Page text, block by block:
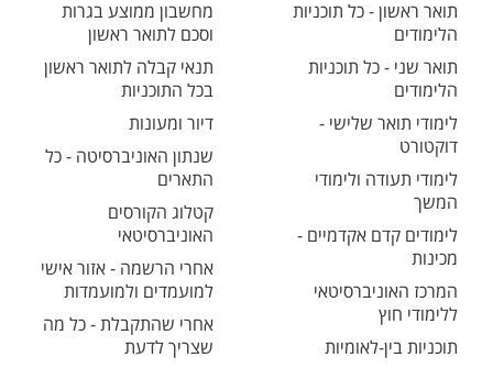
תואר ראשון - כל תוכניות
הלימודים
תואר שני - כל תוכניות
הלימודים
לימודי תואר שלישי -
דוקטורט
לימודי תעודה ולימודי
המשך
לימודים קדם אקדמיים -
מכינות
המרכז האוניברסיטאי
ללימודי חוץ
תוכניות בין-לאומיות
מחשבון ממוצע בגרות
וסכם לתואר ראשון
תנאי קבלה לתואר ראשון
בכל התוכניות
דיור ומעונות
שנתון האוניברסיטה - כל
התארים
קטלוג הקורסים
האוניברסיטאי
אחרי הרשמה - אזור אישי
למועמדים ולמועמדות
אחרי שהתקבלת - כל מה
שצריך לדעת